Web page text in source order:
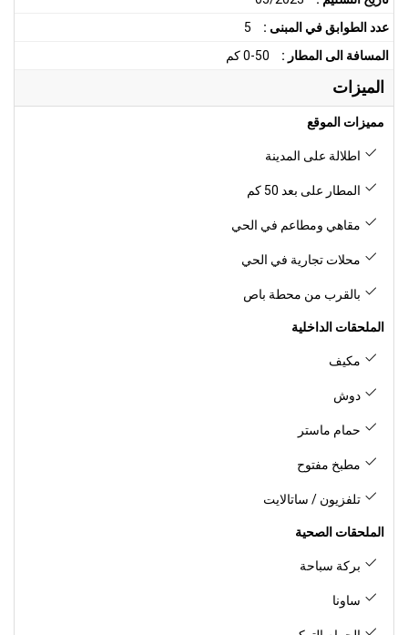
عدد الطوابق في المبنى :
5
المسافة الى المطار :
0-50 كم
الميزات
مميزات الموقع
اطلالة على المدينة
المطار على بعد 50 كم
مقاهي ومطاعم في الحي
محلات تجارية في الحي
بالقرب من محطة باص
الملحقات الداخلية
مكيف
دوش
حمام ماستر
مطبخ مفتوح
تلفزيون / ساتالايت
الملحقات الصحية
بركة سباحة
ساونا